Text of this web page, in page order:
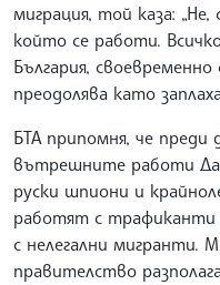
миграция, той каза:
който се работи.
България,
преодолява като
БТА припомня, че
вътрешните работи
руски шпиони и
работят с трафиканти
с нелегални мигранти.
правителство